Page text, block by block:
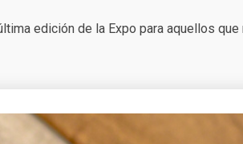
edición de la Expo para aquellos